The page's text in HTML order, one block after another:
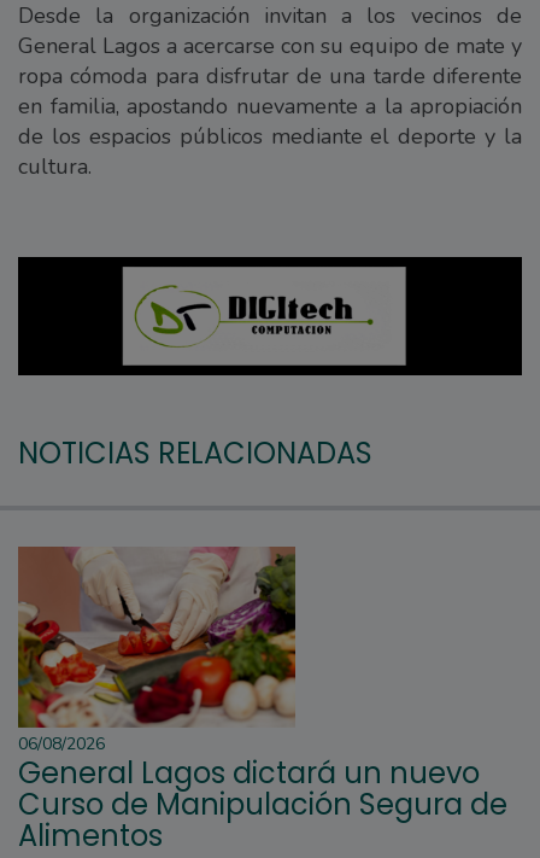
Desde la organización invitan a los vecinos de
General Lagos a acercarse con su equipo de mate y
ropa cómoda para disfrutar de una tarde diferente
en familia, apostando nuevamente a la apropiación
de los espacios públicos mediante el deporte y la
cultura.
NOTICIAS RELACIONADAS
06/08/2026
General Lagos dictará un nuevo
Curso de Manipulación Segura de
Alimentos